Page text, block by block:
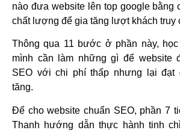
nào đưa website lên top google bằng
chất lượng để gia tăng lượt khách truy
Thông qua 11 bước ở phần này,
mình cần làm những gì để website
SEO với chi phí thấp nhưng lại đạt
tăng.
Để cho website chuẩn SEO, phần 7
Thanh hướng dẫn thực hành tinh